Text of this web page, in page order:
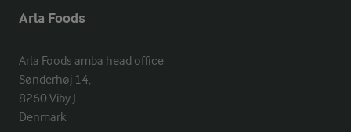
Arla Foods
Arla Foods amba head office
Sønderhøj 14,
8260 Viby J
Denmark